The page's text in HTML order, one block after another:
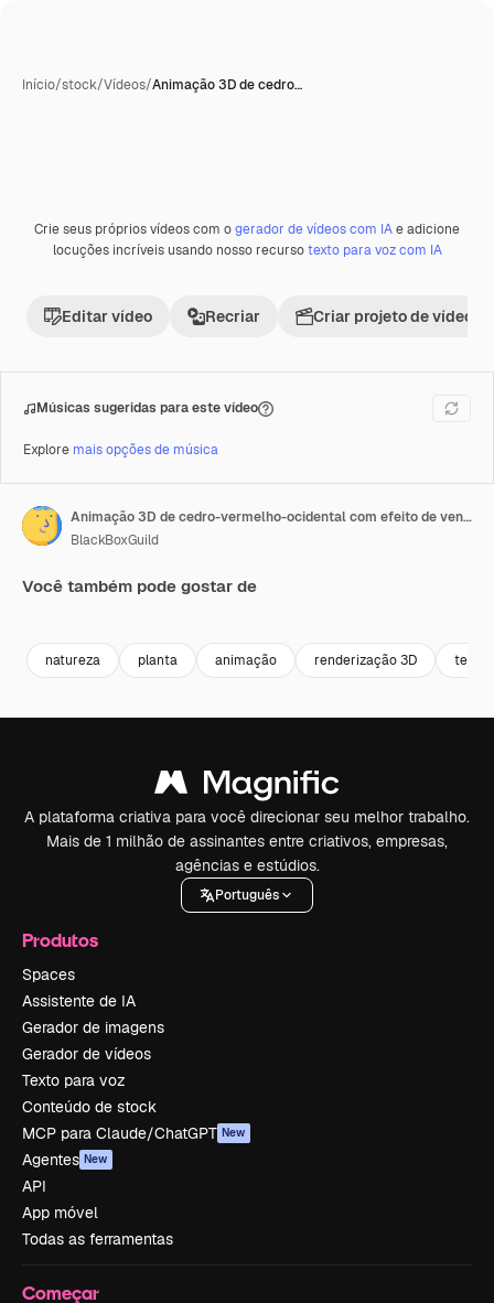
Início/stock/Vídeos/Animação 3D de cedro…
Premium
Crie seus próprios vídeos com ogerador de vídeos com IAe adicione
locuções incríveis usando nosso recursotexto para voz com IA
Editar vídeo Recriar Criar projeto de vídeo
Músicas sugeridas para este vídeo
Explore mais opções de música
Animação 3D de cedro-vermelho-ocidental com efeito de vento em tela azul
BlackBoxGuild
Você também pode gostar de
natureza planta animação renderização 3D tela
A plataforma criativa para você direcionar seu melhor trabalho.
Mais de 1 milhão de assinantes entre criativos, empresas,
agências e estúdios.
Português
Produtos
Spaces
Assistente de IA
Gerador de imagens
Gerador de vídeos
Texto para voz
Conteúdo de stock
MCP para Claude/ChatGPT New
Agentes New
API
App móvel
Todas as ferramentas
Começar